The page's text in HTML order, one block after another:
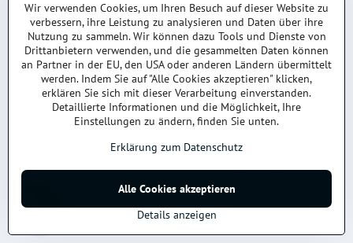
Gruppe Leybold
Mahle Mann & Hummel
Mannesmann Demag
Mark
Mehrer
Compression Technology
Parker Purolator Renner
Rietschle Rotorcomp
Sabroe Sauer & Sohn
Volvo
Creyssensac York
Wir verwenden Cookies, um Ihren Besuch auf dieser Website zu
verbessern, ihre Leistung zu analysieren und Daten über ihre
Nutzung zu sammeln. Wir können dazu Tools und Dienste von
Drittanbietern verwenden, und die gesammelten Daten können
an Partner in der EU, den USA oder anderen Ländern übermittelt
werden. Indem Sie auf "Alle Cookies akzeptieren" klicken,
erklären Sie sich mit dieser Verarbeitung einverstanden.
Detaillierte Informationen und die Möglichkeit, Ihre
Einstellungen zu ändern, finden Sie unten.
Erklärung zum Datenschutz
Details anzeigen
Alle Cookies akzeptieren